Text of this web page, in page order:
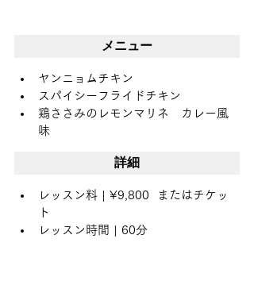
メニュー
ヤンニョムチキン
スパイシーフライドチキン
鶏ささみのレモンマリネ　カレー風
味
詳細
レッスン料 | ¥9,800  またはチケッ
ト
レッスン時間 | 60分